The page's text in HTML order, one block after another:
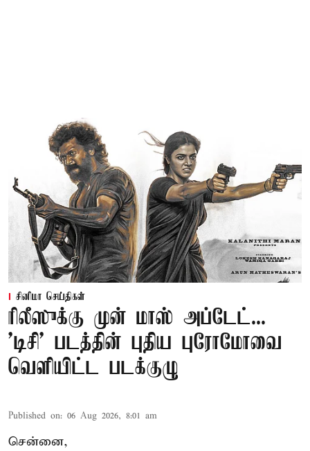
சினிமா செய்திகள்
ரிலீஸுக்கு முன் மாஸ் அப்டேட்...
'டிசி' படத்தின் புதிய புரோமோவை
வெளியிட்ட படக்குழு
Published on: 06 Aug 2026, 8:01 am
சென்னை,